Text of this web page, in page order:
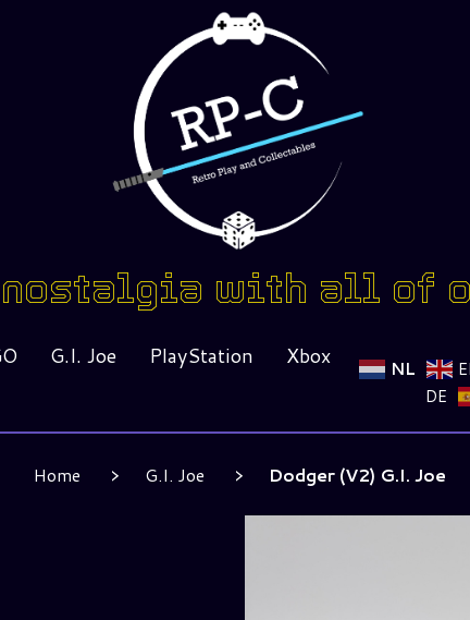
nostalgia with all of
G.I. Joe PlayStation
Xbox
NL
DE
Home G.I. Joe Dodger (V2) G.I. Joe